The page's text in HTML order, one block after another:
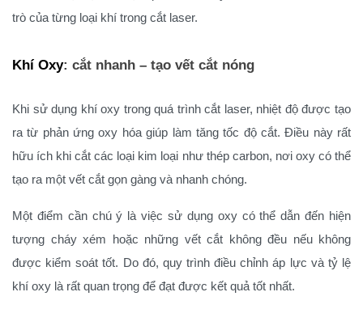
trò của từng loại khí trong cắt laser.
Khí Oxy: cắt nhanh – tạo vết cắt nóng
Khi sử dụng khí oxy trong quá trình cắt laser, nhiệt độ được tạo
ra từ phản ứng oxy hóa giúp làm tăng tốc độ cắt. Điều này rất
hữu ích khi cắt các loại kim loại như thép carbon, nơi oxy có thể
tạo ra một vết cắt gọn gàng và nhanh chóng.
Một điểm cần chú ý là việc sử dụng oxy có thể dẫn đến hiện
tượng cháy xém hoặc những vết cắt không đều nếu không
được kiểm soát tốt. Do đó, quy trình điều chỉnh áp lực và tỷ lệ
khí oxy là rất quan trọng để đạt được kết quả tốt nhất.